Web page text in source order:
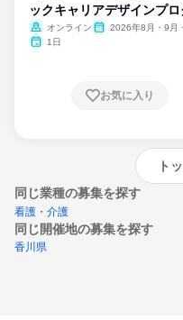
ックキャリアデザインプロ
ム
オンライン
2026年8月・9月
1日
お気に入り
ト
同じ業種の募集を探す
看護・介護
同じ開催地の募集を探す
香川県